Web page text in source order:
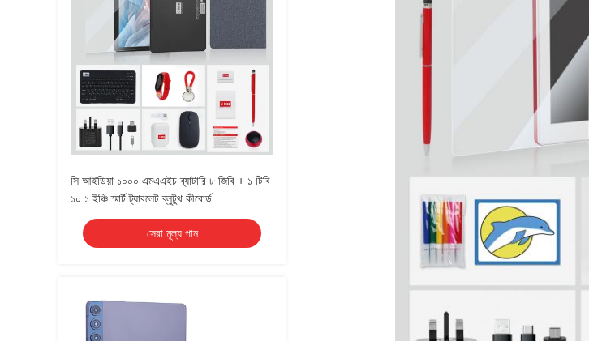
সি আইডিয়া ১০০০ এমএএইচ ব্যাটারি ৮ জিবি + ১ টিবি
১০.১ ইঞ্চি স্মার্ট ট্যাবলেট ব্লুটুথ কীবোর্ড
সিএম৮৮০০প্লাস সহ
সেরা মূল্য পান